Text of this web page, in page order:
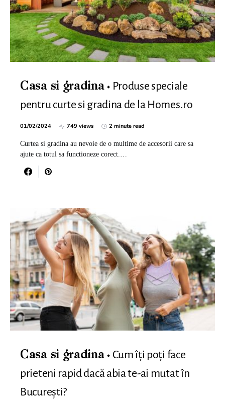
Casa si gradina
Produse speciale
pentru curte si gradina de la Homes.ro
01/02/2024 749 views 2 minute read
Curtea si gradina au nevoie de o multime de accesorii care sa
ajute ca totul sa functioneze corect.…
Casa si gradina
Cum îți poți face
prieteni rapid dacă abia te-ai mutat în
București?